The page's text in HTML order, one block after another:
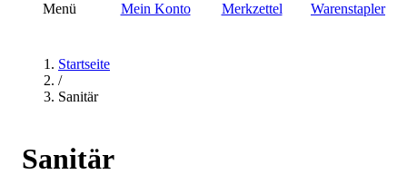
Menü Mein Konto Merkzettel Warenstapler
Startseite
/
Sanitär
Sanitär